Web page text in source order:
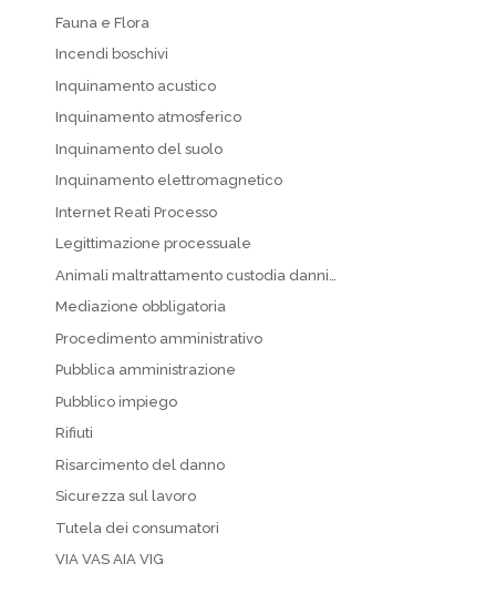
Fauna e Flora
Incendi boschivi
Inquinamento acustico
Inquinamento atmosferico
Inquinamento del suolo
Inquinamento elettromagnetico
Internet Reati Processo
Legittimazione processuale
Animali maltrattamento custodia danni…
Mediazione obbligatoria
Procedimento amministrativo
Pubblica amministrazione
Pubblico impiego
Rifiuti
Risarcimento del danno
Sicurezza sul lavoro
Tutela dei consumatori
VIA VAS AIA VIG